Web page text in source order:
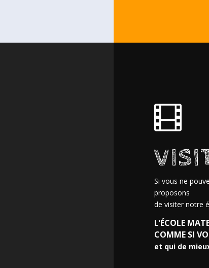

Si vous ne
proposons
de visiter notre
L’ÉCOLE
COMME SI
et qui de